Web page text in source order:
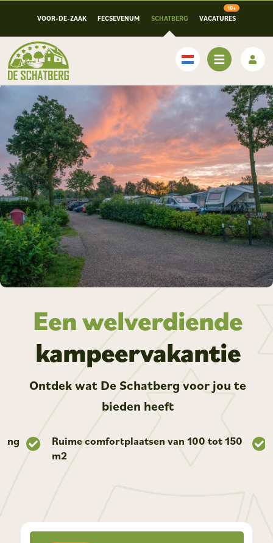
VOOR-DE-ZAAK FECSEVENUM SCHATBERG VACATURES
Nederlands
Een welverdiende
kampeervakantie
Ontdek wat De Schatberg voor jou te
bieden heeft
Ruime comfortplaatsen van 100 tot 150
m2